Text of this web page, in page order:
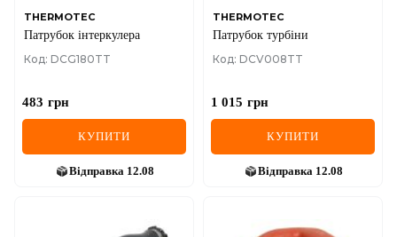
LANCIA
LEXUS
LINCOLN
THERMOTEC
Патрубок інтеркулера
Код: DCG180TT
483 грн
КУПИТИ
Відправка 12.08
THERMOTEC
Патрубок турбіни
Код: DCV008TT
1 015 грн
КУПИТИ
Відправка 12.08